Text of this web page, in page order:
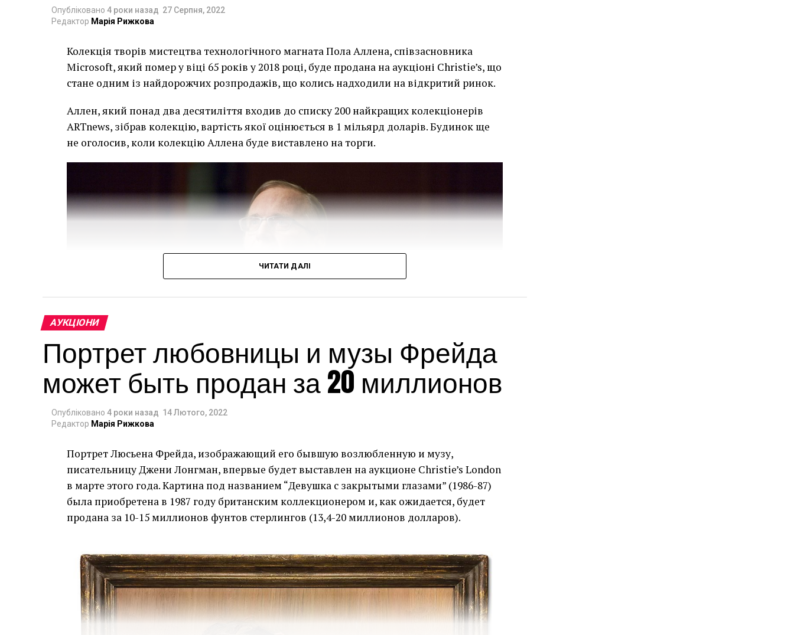
Опубліковано 4 роки назад 27 Серпня, 2022
Редактор Марія Рижкова
Колекція творів мистецтва технологічного магната Пола Аллена, співзасновника
Microsoft, який помер у віці 65 років у 2018 році, буде продана на аукціоні Christie’s, що
стане одним із найдорожчих розпродажів, що колись надходили на відкритий ринок.
Аллен, який понад два десятиліття входив до списку 200 найкращих колекціонерів
ARTnews, зібрав колекцію, вартість якої оцінюється в 1 мільярд доларів. Будинок ще
не оголосив, коли колекцію Аллена буде виставлено на торги.
Christie’s продасть групу зі 150 творів мистецтва зі спадщини Аллена. Цей продаж
може стати найдорожчою колекцією творів мистецтва за всю історію аукціонів,
випередивши два нещодавні значущі аукціони з продажу одного власника.
Очікується, що вона перевищить суму в 922 мільйони доларів, отриману від продажу
колекції Маклоу, проданої за рішенням суду на аукціоні Sotheby’s на початку цього
яка принесла 8.
Аллен, причиною смерті якого стали ускладнення від неходжкінської лімфоми,
призначив свою сестру Джоді Аллен єдиним душоприказником свого майна. Вона
залишається головою інвестиційної компанії Vulcan.
ЧИТАТИ ДАЛІ
АУКЦІОНИ
Портрет любовницы и музы Фрейда
может быть продан за 20 миллионов
Опубліковано 4 роки назад 14 Лютого, 2022
Редактор Марія Рижкова
Портрет Люсьена Фрейда, изображающий его бывшую возлюбленную и музу,
писательницу Джени Лонгман, впервые будет выставлен на аукционе Christie’s London
в марте этого года. Картина под названием “Девушка с закрытыми глазами” (1986-87)
была приобретена в 1987 году британским коллекционером и, как ожидается, будет
продана за 10-15 миллионов фунтов стерлингов (13,4-20 миллионов долларов).